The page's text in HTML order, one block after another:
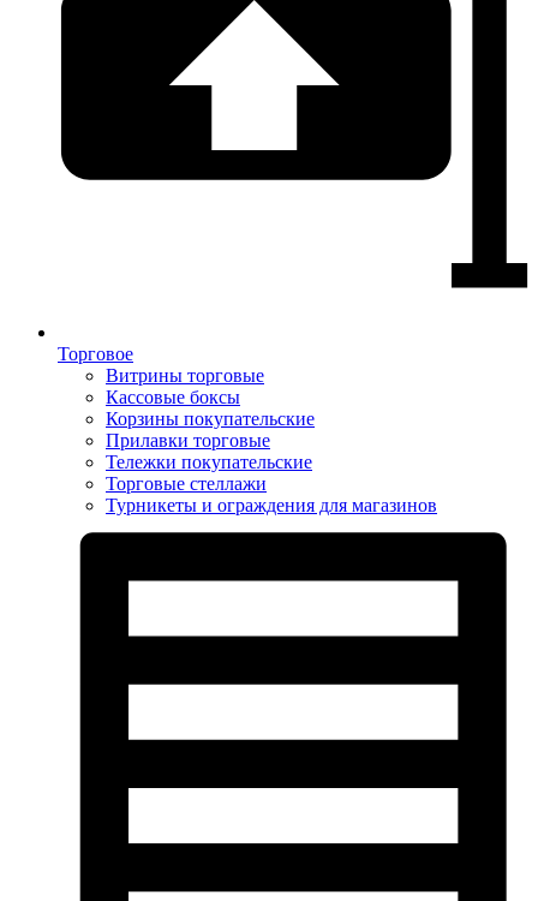
Торговое
Витрины торговые
Кассовые боксы
Корзины покупательские
Прилавки торговые
Тележки покупательские
Торговые стеллажи
Турникеты и ограждения для магазинов